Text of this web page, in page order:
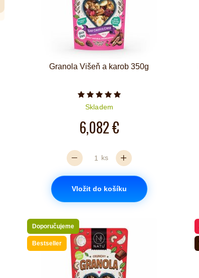
Granola Višeň a karob 350g
Počet hvězdiček je 5 z 5
Skladem
6,082 €
ks
Vložit do košíku
Doporučujeme
Bestseller